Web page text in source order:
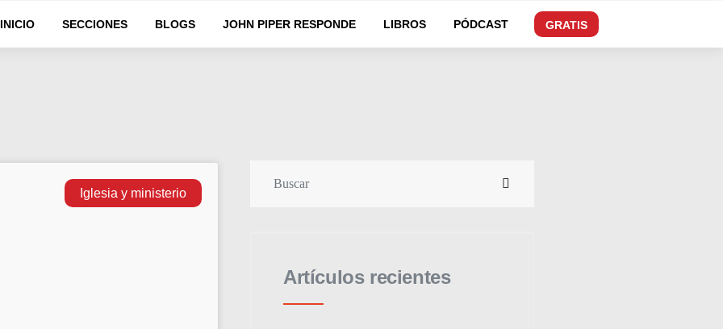
INICIO SECCIONES BLOGS JOHN PIPER RESPONDE LIBROS PÓDCAST GRATIS
Iglesia y ministerio
Artículos recientes